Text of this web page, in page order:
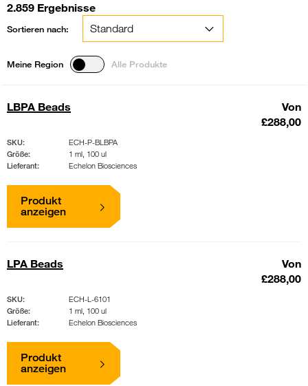
2.859 Ergebnisse
Alle Produkte
Meine Region
Sortieren nach:
LBPA Beads
Von
£288,00
SKU:
ECH-P-BLBPA
Größe:
1 ml, 100 ul
Lieferant:
Echelon Biosciences
Produkt
anzeigen
LPA Beads
Von
£288,00
SKU:
ECH-L-6101
Größe:
1 ml, 100 ul
Lieferant:
Echelon Biosciences
Produkt
anzeigen